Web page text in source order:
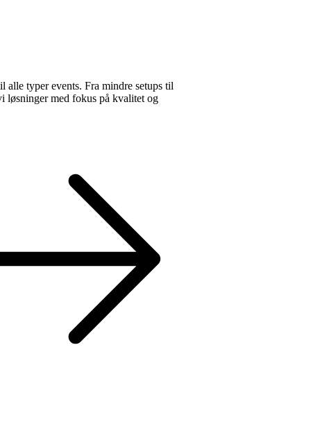
alle typer events. Fra mindre setups til
løsninger med fokus på kvalitet og